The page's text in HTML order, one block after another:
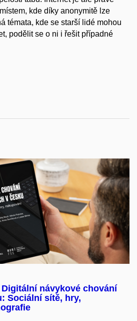
kde díky anonymitě lze
témata, kde se starší lidé mohou
podělit se o ni i řešit případné
návykové chování
Sociální sítě, hry,